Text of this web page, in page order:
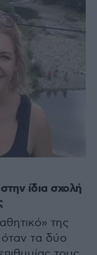
ίδια σχολή
της
τα δύο